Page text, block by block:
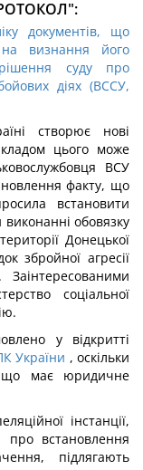
документів, що
визнання його
суду про
діях (ВССУ,
створює нові
цього може
ВСУ
факту, що
встановити
обовязку
Донецької
збройної агресії
Заінтересованими
соціальної
у відкритті
України , оскільки
що має юридичне
інстанції,
встановлення
підлягають